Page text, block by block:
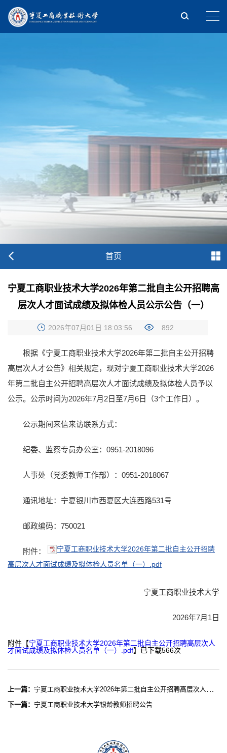
首页
宁夏工商职业技术大学2026年第二批自主公开招聘高
层次人才面试成绩及拟体检人员公示公告（一）
2026年07月01日 18:03:56 892
根据《宁夏工商职业技术大学2026年第二批自主公开招聘
高层次人才公告》相关规定，现对宁夏工商职业技术大学2026
年第二批自主公开招聘高层次人才面试成绩及拟体检人员予以
公示。公示时间为2026年7月2日至7月6日（3个工作日）。
公示期间来信来访联系方式：
纪委、监察专员办公室：0951-2018096
人事处（党委教师工作部）：0951-2018067
通讯地址：宁夏银川市西夏区大连西路531号
邮政编码：750021
附件：
宁夏工商职业技术大学2026年第二批自主公开招聘
高层次人才面试成绩及拟体检人员名单（一）.pdf
宁夏工商职业技术大学
2026年7月1日
附件【宁夏工商职业技术大学2026年第二批自主公开招聘高层次人
才面试成绩及拟体检人员名单（一）.pdf】已下载566次
上一篇： 宁夏工商职业技术大学2026年第二批自主公开招聘高层次人才资格复审及面试公告（二）
下一篇： 宁夏工商职业技术大学银龄教师招聘公告